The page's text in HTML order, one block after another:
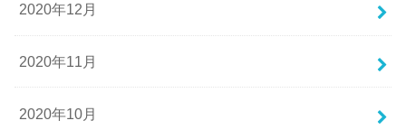
2020年12月
2020年11月
2020年10月